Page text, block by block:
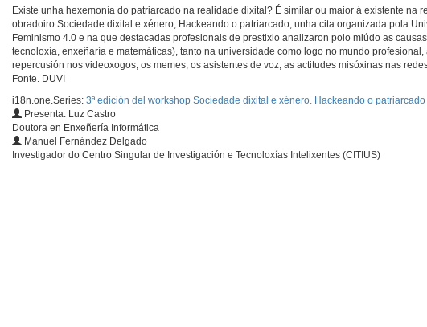
Existe unha hexemonía do patriarcado na realidade dixital? É similar ou maior á existente
obradoiro Sociedade dixital e xénero, Hackeando o patriarcado, unha cita organizada pola
Feminismo 4.0 e na que destacadas profesionais de prestixio analizaron polo miúdo as
tecnoloxía, enxeñaría e matemáticas), tanto na universidade como logo no mundo
repercusión nos videoxogos, os memes, os asistentes de voz, as actitudes misóxinas nas
Fonte. DUVI
i18n.one.Series: 3ª edición del workshop Sociedade dixital e xénero. Hackeando o patriarcado
Presenta: Luz Castro
Doutora en Enxeñería Informática
Manuel Fernández Delgado
Investigador do Centro Singular de Investigación e Tecnoloxías Intelixentes (CITIUS)